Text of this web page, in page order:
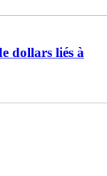
dollars liés à